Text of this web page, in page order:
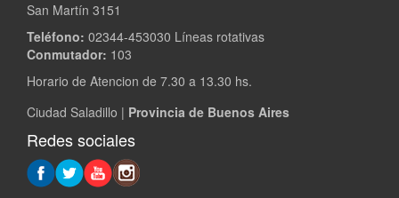
San Martín 3151
Teléfono: 02344-453030 Líneas rotativas
Conmutador: 103
Horario de Atencion de 7.30 a 13.30 hs.
Ciudad Saladillo | Provincia de Buenos Aires
Redes sociales